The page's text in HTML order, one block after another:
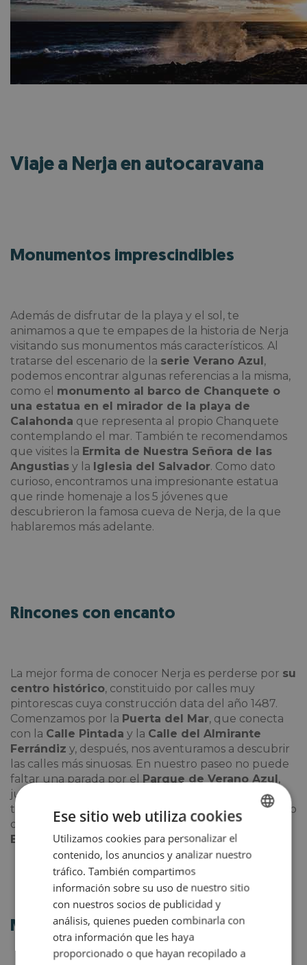
Viaje a Nerja en autocaravana
Monumentos imprescindibles
Además de disfrutar de la playa y el sol, te
animamos a que te empapes de la historia de Nerja
visitando sus monumentos más característicos. Al
tratarse del escenario de la serie Verano Azul,
podemos encontrar algunas referencias a la misma,
como el monumento al barco de Chanquete o
una estatua en el mirador de la playa de
Calahonda que representa al propio Chanquete
contemplando el mar. También te recomendamos
que visites la Ermita de Nuestra Señora de las
Angustias y la Iglesia del Salvador. Como dato
curioso, encontramos una impresionante estatua
que rinde homenaje a los 5 jóvenes que
descubrieron la famosa cueva de Nerja, de la que
hablaremos más adelante.
Rincones con encanto
La mejor forma de conocer Nerja es perderse por su
centro histórico, constituido por calles muy
pintorescas cuya construcción data del año 1487.
Comenzamos por la Puerta del Mar, que conecta
con la Calle Pintada y la Calle del Almirante
Ferrándiz y, después, nos aventuramos a descubrir
las calles más sinuosas. En nuestro paseo no puede
faltar una parada por el Parque de Verano Azul,
junto a la desembocadura del Río Chillar. Nerja
también cuenta con numerosos miradores a lo largo
de la costa, comoel Mirador del Bendito o el
Balcón de Europa.
Mejores playas
SPANISH
ENGLISH
Ese sitio web utiliza cookies
Utilizamos cookies para personalizar el
contenido, los anuncios y analizar nuestro
tráfico. También compartimos
información sobre su uso de nuestro sitio
con nuestros socios de publicidad y
análisis, quienes pueden combinarla con
otra información que les haya
proporcionado o que hayan recopilado a